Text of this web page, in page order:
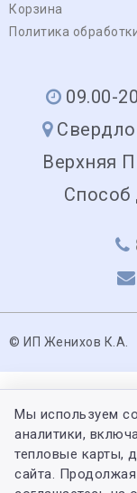
Корзина
Политика
09.00-
Верхняя
Способ
© ИП Женихов К.А.
Мы используем
аналитики,
тепловые карты,
сайта.